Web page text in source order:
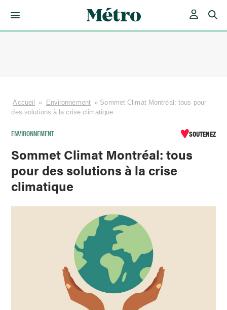
Accueil » Environnement » Sommet Climat Montréal: tous pour
des solutions à la crise climatique
ENVIRONNEMENT SOUTENEZ
Sommet Climat Montréal: tous
pour des solutions à la crise
climatique